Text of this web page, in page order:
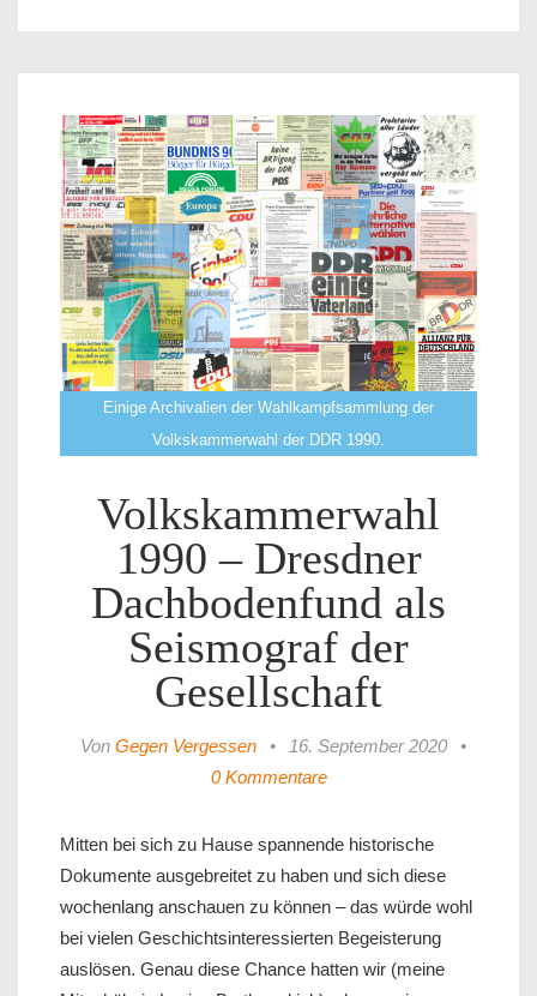
Einige Archivalien der Wahlkampfsammlung der
Volkskammerwahl der DDR 1990.
Volkskammerwahl
1990 – Dresdner
Dachbodenfund als
Seismograf der
Gesellschaft
Von Gegen Vergessen • 16. September 2020
•
0 Kommentare
Mitten bei sich zu Hause spannende historische
Dokumente ausgebreitet zu haben und sich diese
wochenlang anschauen zu können – das würde wohl
bei vielen Geschichtsinteressierten Begeisterung
auslösen. Genau diese Chance hatten wir (meine